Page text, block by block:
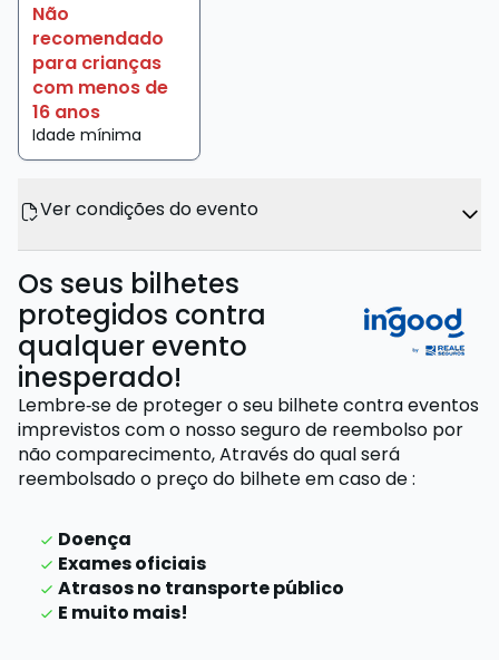
Não
recomendado
para crianças
com menos de
16 anos
Idade mínima
Ver condições do evento
Os seus bilhetes
protegidos contra
qualquer evento
inesperado!
Lembre‑se de proteger o seu bilhete contra eventos
imprevistos com o nosso seguro de reembolso por
não comparecimento,Através do qual será
reembolsado o preço do bilheteem caso de:
Doença
Exames oficiais
Atrasos no transporte público
E muito mais!